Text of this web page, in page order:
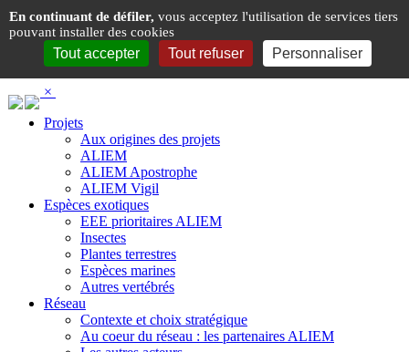
×
Projets
Aux origines des projets
ALIEM
ALIEM Apostrophe
ALIEM Vigil
Espèces exotiques
EEE prioritaires ALIEM
Insectes
Plantes terrestres
Espèces marines
Autres vertébrés
Réseau
Contexte et choix stratégique
Au coeur du réseau : les partenaires ALIEM
Panneau de gestion des cookies
En continuant de défiler, vous acceptez l'utilisation de services tiers
pouvant installer des cookies
Tout accepter Tout refuser Personnaliser